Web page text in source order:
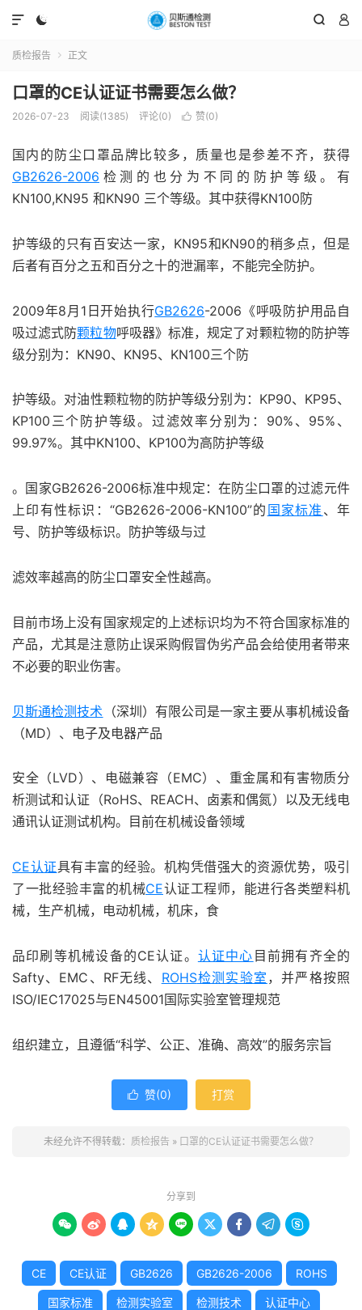
  

质检报告  正文
口罩的CE认证证书需要怎么做？
2026-07-23 阅读(1385) 评论(0)  赞(0)
国内的防尘口罩品牌比较多，质量也是参差不齐，获得
GB2626-2006 检测的也分为不同的防护等级。有
KN100,KN95 和KN90 三个等级。其中获得KN100防
护等级的只有百安达一家，KN95和KN90的稍多点，但是
后者有百分之五和百分之十的泄漏率，不能完全防护。
2009年8月1日开始执行GB2626-2006《呼吸防护用品自
吸过滤式防颗粒物呼吸器》标准，规定了对颗粒物的防护等
级分别为：KN90、KN95、KN100三个防
护等级。对油性颗粒物的防护等级分别为：KP90、KP95、
KP100三个防护等级。过滤效率分别为：90%、95%、
99.97%。其中KN100、KP100为高防护等级
。国家GB2626-2006标准中规定：在防尘口罩的过滤元件
上印有性标识：“GB2626-2006-KN100”的 国家标准 、年
号、防护等级标识。防护等级与过
滤效率越高的防尘口罩安全性越高。
目前市场上没有国家规定的上述标识均为不符合国家标准的
产品，尤其是注意防止误采购假冒伪劣产品会给使用者带来
不必要的职业伤害。
贝斯通检测技术 （深圳）有限公司是一家主要从事机械设备
（MD）、电子及电器产品
安全（LVD）、电磁兼容（EMC）、重金属和有害物质分
析测试和认证（RoHS、REACH、卤素和偶氮）以及无线电
通讯认证测试机构。目前在机械设备领域
CE认证具有丰富的经验。机构凭借强大的资源优势，吸引
了一批经验丰富的机械CE认证工程师，能进行各类塑料机
械，生产机械，电动机械，机床，食
品印刷等机械设备的CE认证。 认证中心 目前拥有齐全的
Safty、EMC、RF无线、 ROHS检测实验室 ，并严格按照
ISO/IEC17025与EN45001国际实验室管理规范
组织建立，且遵循“科学、公正、准确、高效”的服务宗旨
 赞(0) 打赏
未经允许不得转载： 质检报告 » 口罩的CE认证证书需要怎么做？
分享到
        
CE CE认证 GB2626 GB2626-2006 ROHS
国家标准 检测实验室 检测技术 认证中心